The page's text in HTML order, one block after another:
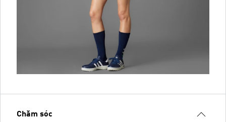
Chăm sóc